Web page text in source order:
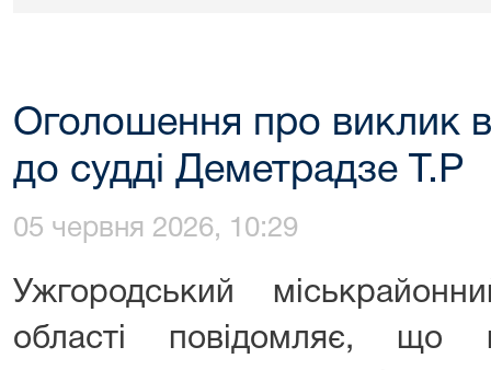
Оголошення про виклик в
до судді Деметрадзе Т.Р
05 червня 2026, 10:29
Ужгородський
області повідомляє, що